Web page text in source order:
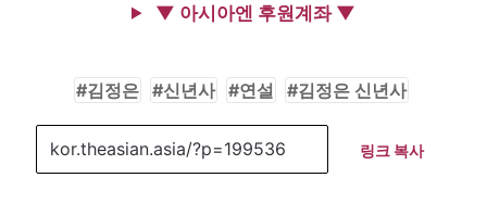
▼ 아시아엔 후원계좌 ▼
김정은 신년사 연설 김정은 신년사
링크 복사